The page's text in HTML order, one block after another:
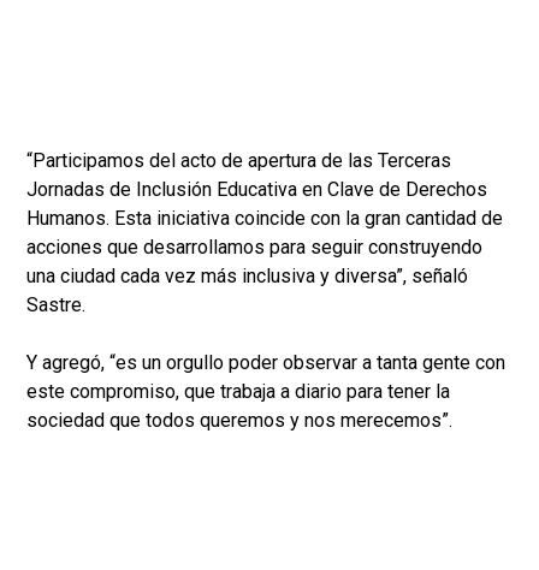
“Participamos del acto de apertura de las Terceras
Jornadas de Inclusión Educativa en Clave de Derechos
Humanos. Esta iniciativa coincide con la gran cantidad de
acciones que desarrollamos para seguir construyendo
una ciudad cada vez más inclusiva y diversa”, señaló
Sastre.
Y agregó, “es un orgullo poder observar a tanta gente con
este compromiso, que trabaja a diario para tener la
sociedad que todos queremos y nos merecemos”.